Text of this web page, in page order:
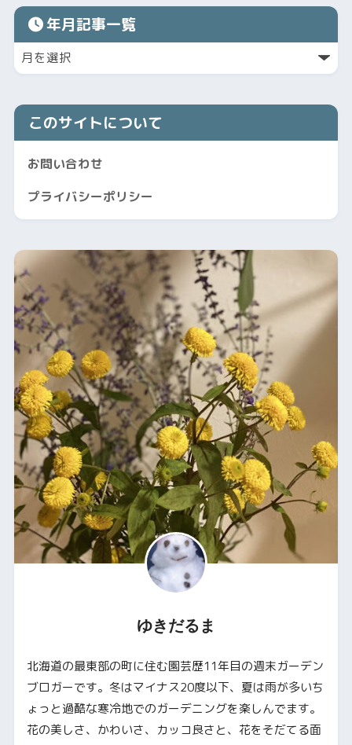
年月記事一覧
このサイトについて
お問い合わせ
プライバシーポリシー
ゆきだるま
北海道の最東部の町に住む園芸歴11年目の週末ガーデン
ブロガーです。冬はマイナス20度以下、夏は雨が多いち
ょっと過酷な寒冷地でのガーデニングを楽しんでます。
花の美しさ、かわいさ、カッコ良さと、花をそだてる面